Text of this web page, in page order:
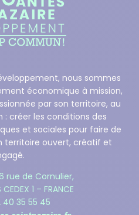
nous sommes
économique à mission,
par son territoire, au
: créer les conditions des
et sociales pour faire de
territoire ouvert, créatif et
rue de Cornulier,
1 – FRANCE
35 55 45